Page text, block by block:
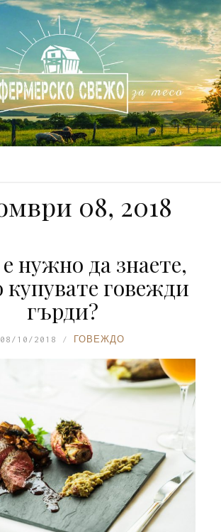
08, 2018
нужно да знаете,
купувате говежди
гърди?
08/10/2018 ГОВЕЖДО